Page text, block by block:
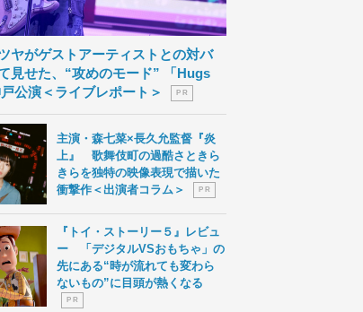
ヤがゲストアーティストとの対バ
見せた、“攻めのモード” 「Hugs
公演＜ライブレポート＞
P R
主演・森七菜×長久允監督『炎
上』 歌舞伎町の過酷さときら
きらを独特の映像表現で描いた
衝撃作＜出演者コラム＞
P R
『トイ・ストーリー５』レビュ
ー 「デジタルVSおもちゃ」の
先にある“時が流れても変わら
ないもの”に目頭が熱くなる
P R